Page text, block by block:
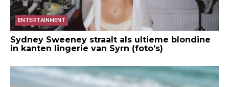
ENTERTAINMENT
Sydney Sweeney straalt als ultieme blondine
in kanten lingerie van Syrn (foto’s)